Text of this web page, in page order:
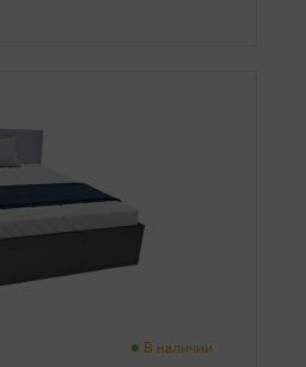
В наличии